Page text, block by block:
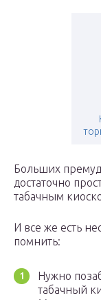
Больших
достаточно
табачным
И все же есть
помнить:
Нужно
табачный